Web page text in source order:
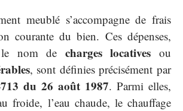
meublé s’accompagne de frais
courante du bien. Ces dépenses,
le nom de charges locatives ou
, sont définies précisément par
du 26 août 1987. Parmi elles,
froide, l’eau chaude, le chauffage